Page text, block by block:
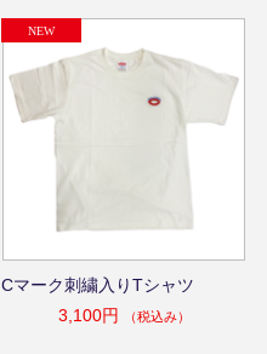
Cマーク刺繍入りTシャツ
3,100円
（税込み）